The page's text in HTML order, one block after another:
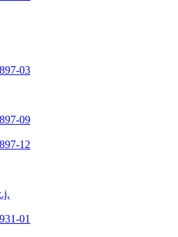
03
09
12
01